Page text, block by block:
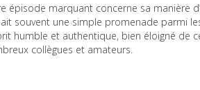
épisode marquant concerne sa manière
souvent une simple promenade parmi
humble et authentique, bien éloigné de
collègues et amateurs.